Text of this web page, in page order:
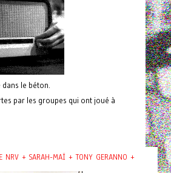
dans le béton.
par les groupes qui ont joué à
+ SARAH-MAÏ + TONY GERANNO +